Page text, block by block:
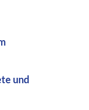
und